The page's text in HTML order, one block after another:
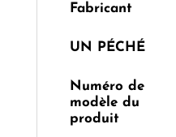
Fabricant
UN PÉCHÉ
Numéro de
modèle du
produit